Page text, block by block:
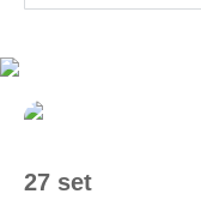
27 set